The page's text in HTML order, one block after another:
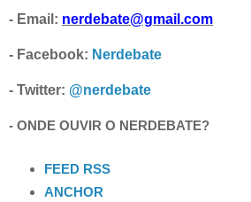
- Email: nerdebate@gmail.com
- Facebook: Nerdebate
- Twitter: @nerdebate
- ONDE OUVIR O NERDEBATE?
FEED RSS
ANCHOR